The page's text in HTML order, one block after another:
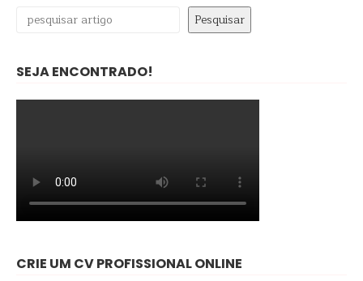
Pesquisar Pesquisar
SEJA ENCONTRADO!
CRIE UM CV PROFISSIONAL ONLINE